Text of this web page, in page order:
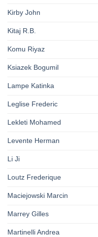
Kirby John
Kitaj R.B.
Komu Riyaz
Ksiazek Bogumil
Lampe Katinka
Leglise Frederic
Lekleti Mohamed
Levente Herman
Li Ji
Loutz Frederique
Maciejowski Marcin
Marrey Gilles
Martinelli Andrea